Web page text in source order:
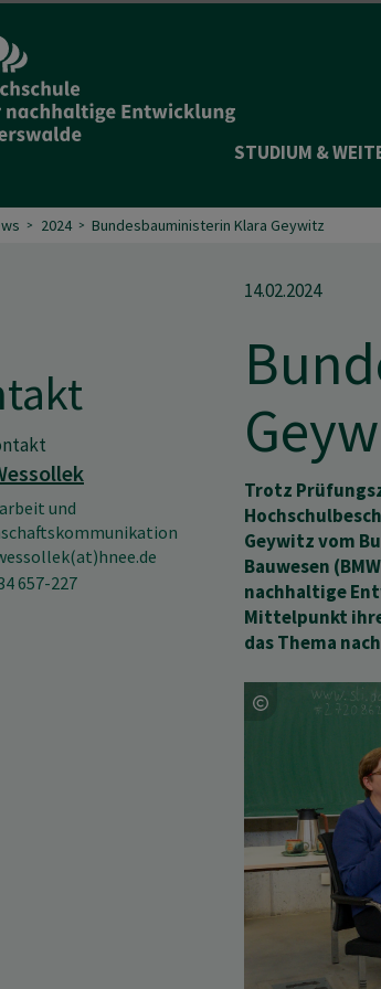
STUDIUM &
2024 Bundesbauministerin Klara Geywitz
und
657-227
14.02.2024
Trotz
Geywitz vom
Bauwesen
nachhaltige
Mittelpunkt
das Thema